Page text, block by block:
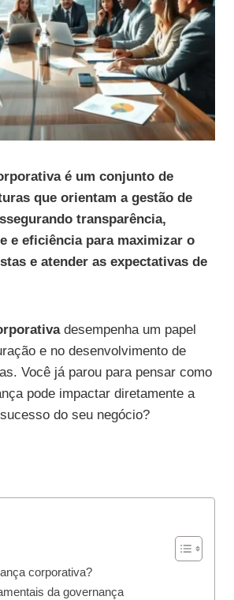
é um conjunto de
que orientam a gestão de
transparência,
e eficiência para maximizar o
e atender as expectativas de
desempenha um papel
e no desenvolvimento de
Você já parou para pensar como
pode impactar diretamente a
do seu negócio?
corporativa?
da governança